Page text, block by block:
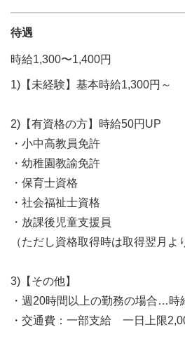
待遇
時給1,300〜1,400円
1)【未経験】基本時給1,300円～
2)【有資格の方】時給50円UP
・小中高教員免許
・幼稚園教諭免許
・保育士資格
・社会福祉士資格
・放課後児童支援員
（ただし資格取得時は取得翌月よ
3)【その他】
・週20時間以上の勤務の場合…時
・交通費：一部支給 一日上限